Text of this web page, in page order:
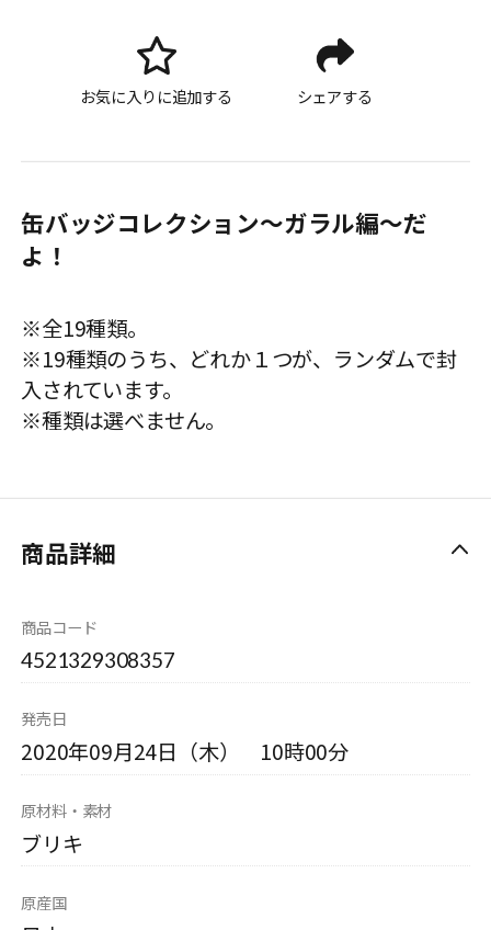
お気に入りに追加する シェアする
缶バッジコレクション～ガラル編～だ
よ！
※全19種類。
※19種類のうち、どれか１つが、ランダムで封
入されています。
※種類は選べません。
商品詳細
商品コード
4521329308357
発売日
2020年09月24日（木） 10時00分
原材料・素材
ブリキ
原産国